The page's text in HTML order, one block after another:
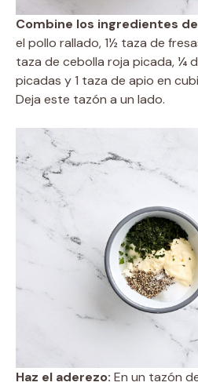
Combine los ingredientes de
el pollo rallado, 1½ taza de
taza de cebolla roja picada, ¼
picadas y 1 taza de apio en
Deja este tazón a un lado.
Haz el aderezo: En un tazón